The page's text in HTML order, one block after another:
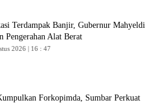
Terdampak Banjir, Gubernur Mahyeldi
Pengerahan Alat Berat
2026 | 16 : 47
Forkopimda, Sumbar Perkuat